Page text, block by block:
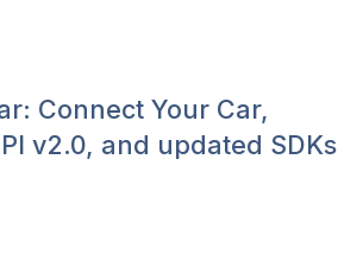
Connect Your Car,
v2.0, and updated SDKs